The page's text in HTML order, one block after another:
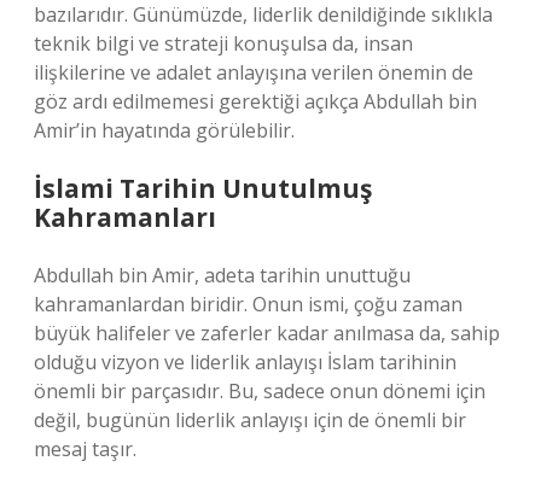
bazılarıdır. Günümüzde, liderlik denildiğinde sıklıkla
teknik bilgi ve strateji konuşulsa da, insan
ilişkilerine ve adalet anlayışına verilen önemin de
göz ardı edilmemesi gerektiği açıkça Abdullah bin
Amir’in hayatında görülebilir.
İslami Tarihin Unutulmuş
Kahramanları
Abdullah bin Amir, adeta tarihin unuttuğu
kahramanlardan biridir. Onun ismi, çoğu zaman
büyük halifeler ve zaferler kadar anılmasa da, sahip
olduğu vizyon ve liderlik anlayışı İslam tarihinin
önemli bir parçasıdır. Bu, sadece onun dönemi için
değil, bugünün liderlik anlayışı için de önemli bir
mesaj taşır.